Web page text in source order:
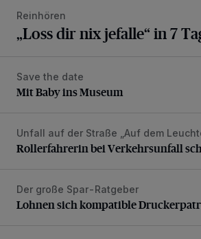
Reinhören
„Loss dir nix jefalle“ in 7
Mit Baby ins Museum
Save the date
Mit Baby ins Museum
Rollerfahrerin bei Verkehrsunfall
Unfall auf der Straße „Auf dem
Rollerfahrerin bei Verkehrsunfall
Lohnen sich kompatible
Der große Spar-Ratgeber
Lohnen sich kompatible